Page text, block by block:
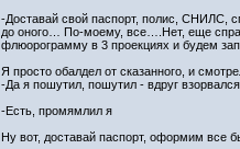
-Доставай свой паспорт, полис, СНИЛС,
до оного… По-моему, все….Нет, еще
флюорограмму в 3 проекциях и будем
Я просто обалдел от сказанного, и
-Да я пошутил, пошутил - вдруг
-Есть, промямлил я
Ну вот, доставай паспорт, оформим все